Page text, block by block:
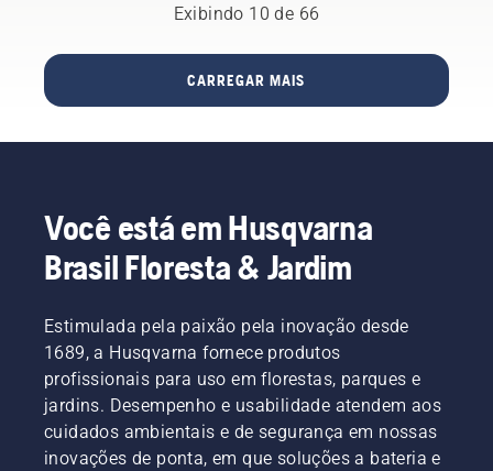
necessidades?
estão
perguntas
levarão
você à
decisão
para
consideração
antes de
roçadeira.
cinco
Isso
garante
suficiente
partida.
Ative o
afogador
corda de
arranque
até que
o motor
ligue.
Assim
que o
passo a
Exibindo 10 de 66
CARREGAR MAIS
Você está em Husqvarna
Brasil Floresta & Jardim
Estimulada pela paixão pela inovação desde
1689, a Husqvarna fornece produtos
profissionais para uso em florestas, parques e
jardins. Desempenho e usabilidade atendem aos
cuidados ambientais e de segurança em nossas
inovações de ponta, em que soluções a bateria e